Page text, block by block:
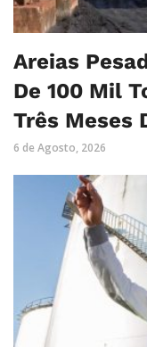
Areias
De 100 Mil
Três Meses
6 de Agosto, 2026